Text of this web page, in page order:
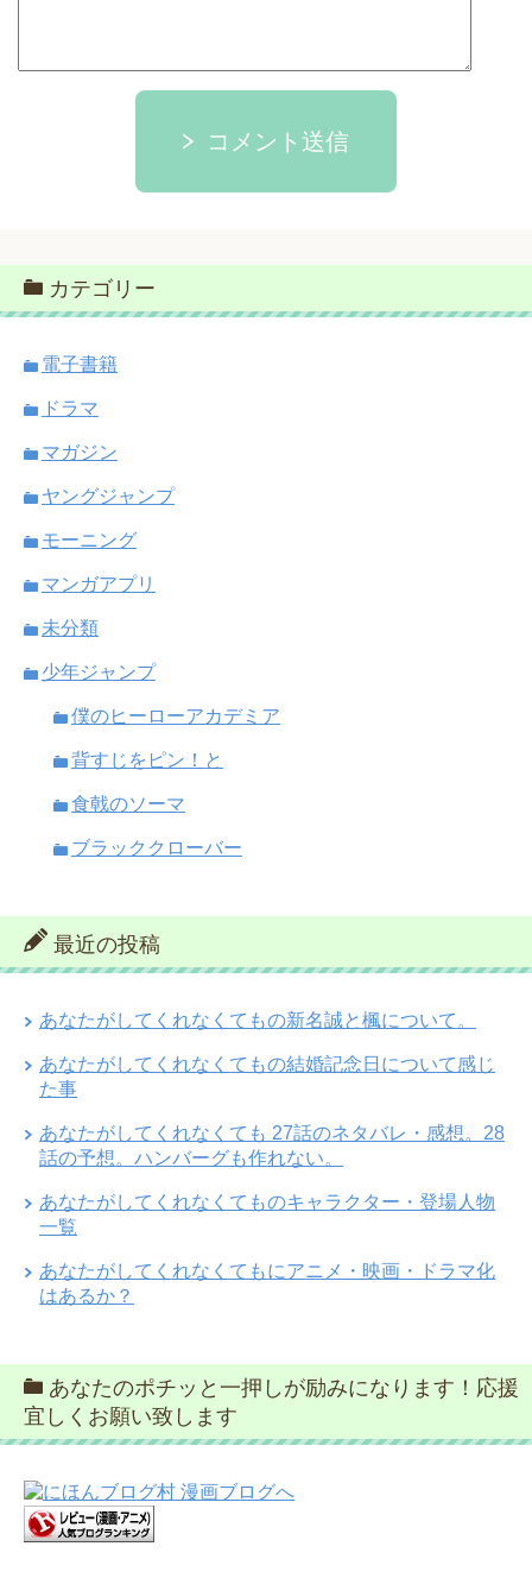
コメント送信
カテゴリー
電子書籍
ドラマ
マガジン
ヤングジャンプ
モーニング
マンガアプリ
未分類
少年ジャンプ
僕のヒーローアカデミア
背すじをピン！と
食戟のソーマ
ブラッククローバー
最近の投稿
あなたがしてくれなくてもの新名誠と楓について。
あなたがしてくれなくてもの結婚記念日について感じ
た事
あなたがしてくれなくても 27話のネタバレ・感想。28
話の予想。ハンバーグも作れない。
あなたがしてくれなくてものキャラクター・登場人物
一覧
あなたがしてくれなくてもにアニメ・映画・ドラマ化
はあるか？
あなたのポチッと一押しが励みになります！応援
宜しくお願い致します